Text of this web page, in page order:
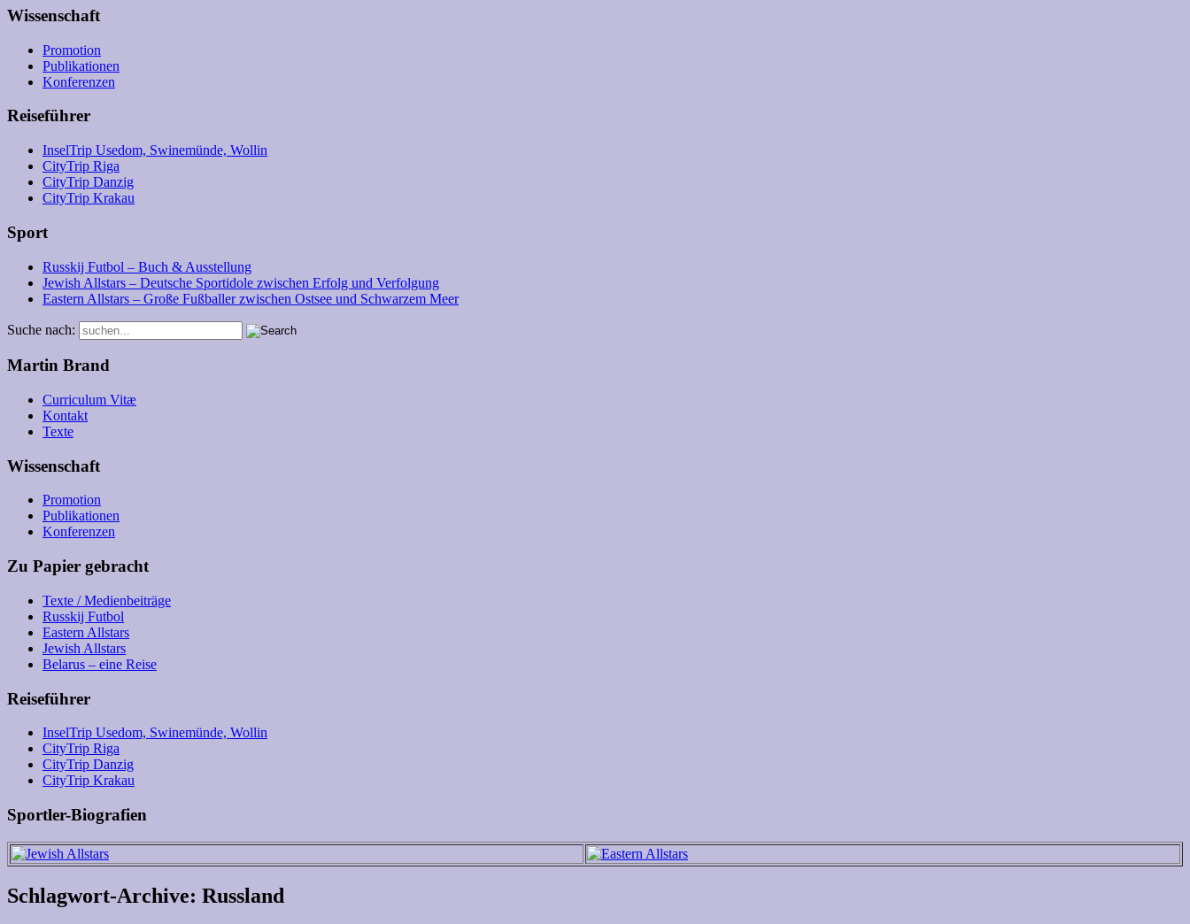
Wissenschaft
Promotion
Publikationen
Konferenzen
Reiseführer
InselTrip Usedom, Swinemünde, Wollin
CityTrip Riga
CityTrip Danzig
CityTrip Krakau
Sport
Russkij Futbol – Buch & Ausstellung
Jewish Allstars – Deutsche Sportidole zwischen Erfolg und Verfolgung
Eastern Allstars – Große Fußballer zwischen Ostsee und Schwarzem Meer
Suche nach:
Martin Brand
Curriculum Vitæ
Kontakt
Texte
Wissenschaft
Promotion
Publikationen
Konferenzen
Zu Papier gebracht
Texte / Medienbeiträge
Russkij Futbol
Eastern Allstars
Jewish Allstars
Belarus – eine Reise
Reiseführer
InselTrip Usedom, Swinemünde, Wollin
CityTrip Riga
CityTrip Danzig
CityTrip Krakau
Sportler-Biografien
Schlagwort-Archive: Russland